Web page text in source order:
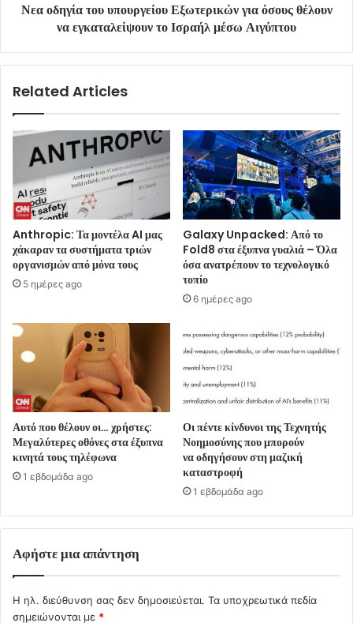
Νεα οδηγία του υπουργείου Εξωτερικών για όσους θέλουν
να εγκαταλείψουν το Ισραήλ μέσω Αιγύπτου
Related Articles
Anthropic: Τα μοντέλα AI μας
χάκαραν τα συστήματα τριών
οργανισμών από μόνα τους
5 ημέρες ago
Galaxy Unpacked: Από το
Fold8 στα έξυπνα γυαλιά – Όλα
όσα ανατρέπουν το τεχνολογικό
τοπίο
6 ημέρες ago
Αυτό που θέλουν οι… χρήστες:
Μεγαλύτερες οθόνες στα έξυπνα
κινητά τους τηλέφωνα
1 εβδομάδα ago
Οι πέντε κίνδυνοι της Τεχνητής
Νοημοσύνης που μπορούν
να οδηγήσουν στη μαζική
καταστροφή
1 εβδομάδα ago
Αφήστε μια απάντηση
Η ηλ. διεύθυνση σας δεν δημοσιεύεται. Τα υποχρεωτικά πεδία
σημειώνονται με *